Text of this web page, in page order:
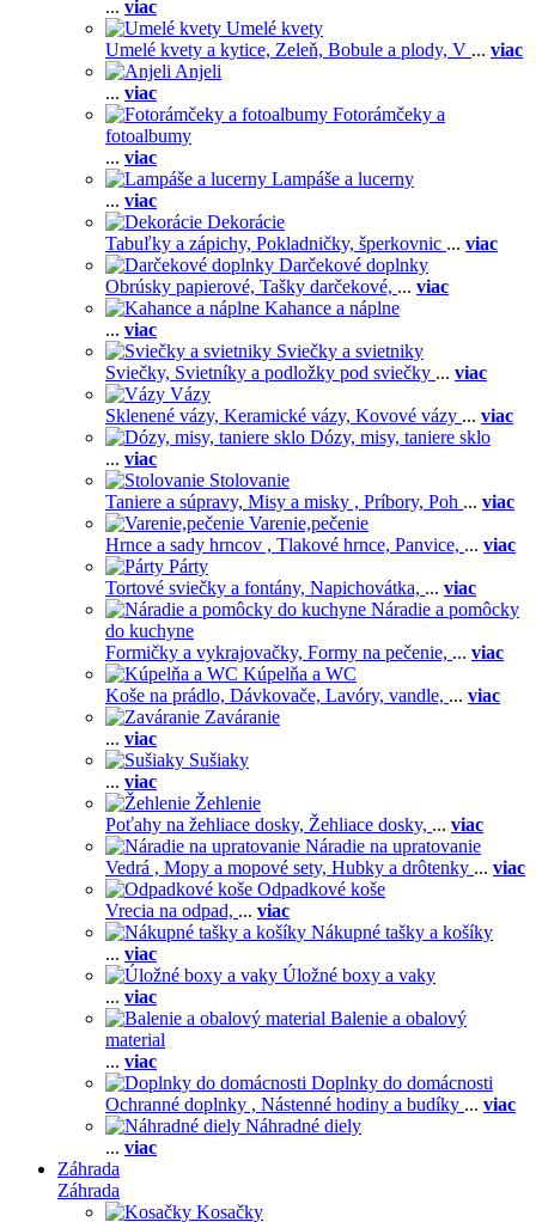
... viac
Umelé kvety
Umelé kvety a kytice, Zeleň, Bobule a plody, V ... viac
Anjeli
... viac
Fotorámčeky a
fotoalbumy
... viac
Lampáše a lucerny
... viac
Dekorácie
Tabuľky a zápichy, Pokladničky, šperkovnic ... viac
Darčekové doplnky
Obrúsky papierové, Tašky darčekové, ... viac
Kahance a náplne
... viac
Sviečky a svietniky
Sviečky, Svietníky a podložky pod sviečky ... viac
Vázy
Sklenené vázy, Keramické vázy, Kovové vázy ... viac
Dózy, misy, taniere sklo
... viac
Stolovanie
Taniere a súpravy, Misy a misky , Príbory, Poh ... viac
Varenie,pečenie
Hrnce a sady hrncov , Tlakové hrnce, Panvice, ... viac
Párty
Tortové sviečky a fontány, Napichovátka, ... viac
Náradie a pomôcky
do kuchyne
Formičky a vykrajovačky, Formy na pečenie, ... viac
Kúpelňa a WC
Koše na prádlo, Dávkovače, Lavóry, vandle, ... viac
Zaváranie
... viac
Sušiaky
... viac
Žehlenie
Poťahy na žehliace dosky, Žehliace dosky, ... viac
Náradie na upratovanie
Vedrá , Mopy a mopové sety, Hubky a drôtenky ... viac
Odpadkové koše
Vrecia na odpad, ... viac
Nákupné tašky a košíky
... viac
Úložné boxy a vaky
... viac
Balenie a obalový
material
... viac
Doplnky do domácnosti
Ochranné doplnky , Nástenné hodiny a budíky ... viac
Náhradné diely
... viac
Záhrada
Záhrada
Kosačky